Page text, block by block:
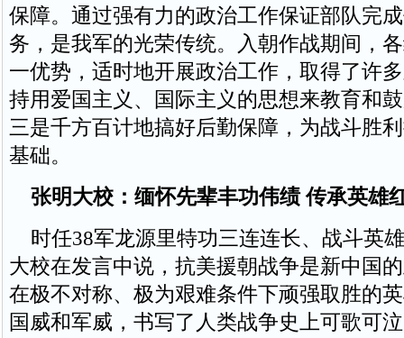
保障。通过强有力的政治工作保证部队完
务，是我军的光荣传统。入朝作战期间，
一优势，适时地开展政治工作，取得了许
持用爱国主义、国际主义的思想来教育和
三是千方百计地搞好后勤保障，为战斗胜
基础。
张明大校：缅怀先辈丰功伟绩 传承英雄
时任38军龙源里特功三连连长、战斗英
大校在发言中说，抗美援朝战争是新中国
在极不对称、极为艰难条件下顽强取胜的
国威和军威，书写了人类战争史上可歌可